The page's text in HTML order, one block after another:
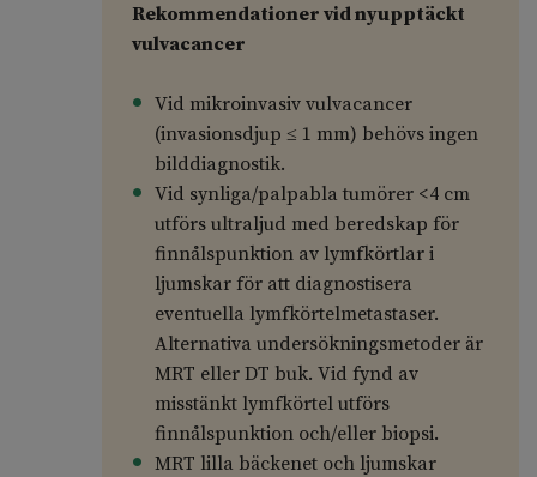
Rekommendationer vid nyupptäckt
vulvacancer
Vid mikroinvasiv vulvacancer
(invasionsdjup ≤ 1 mm) behövs ingen
bilddiagnostik.
Vid synliga/palpabla tumörer <4 cm
utförs ultraljud med beredskap för
finnålspunktion av lymfkörtlar i
ljumskar för att diagnostisera
eventuella lymfkörtelmetastaser.
Alternativa undersökningsmetoder är
MRT eller DT buk. Vid fynd av
misstänkt lymfkörtel utförs
finnålspunktion och/eller biopsi.
MRT lilla bäckenet och ljumskar